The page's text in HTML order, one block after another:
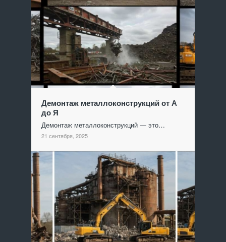
Демонтаж металлоконструкций от А
до Я
Демонтаж металлоконструкций — это…
21 сентября, 2025